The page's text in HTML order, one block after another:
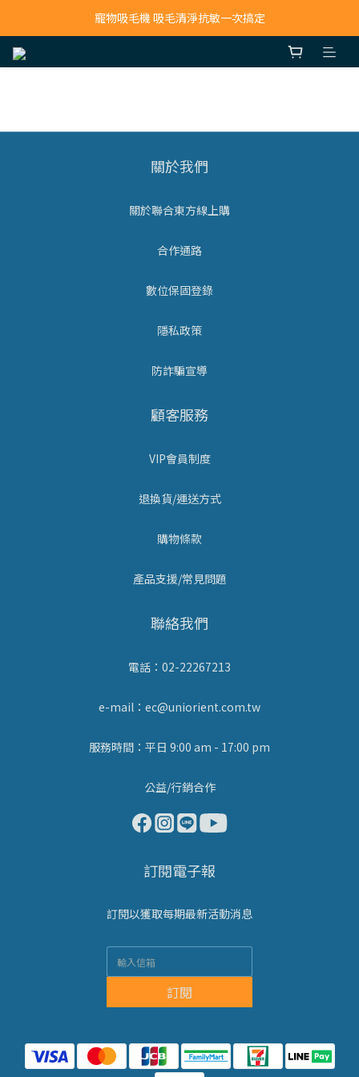
寵物吸毛機 吸毛清淨抗敏一次搞定
寵物吸毛機 吸毛清淨抗敏一次搞定
關於我們
關於聯合東方線上購
合作通路
數位保固登錄
隱私政策
防詐騙宣導
顧客服務
VIP會員制度
退換貨/運送方式
購物條款
產品支援/常見問題
聯絡我們
電話：02-22267213
e-mail：ec@uniorient.com.tw
服務時間：平日 9:00 am - 17:00 pm
公益/行銷合作
訂閱電子報
訂閱以獲取每期最新活動消息
訂閱